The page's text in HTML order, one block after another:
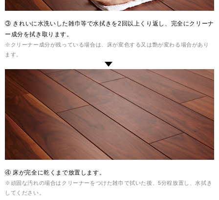
③ きれいに水洗いした雑巾等で水拭きを2回以上くり返し、完全にクリーナ
ー成分を拭き取ります。
※クリーナー成分が残っている場合は、床が変色する又は艶が変わる場合があり
ます。
④ 床が完全に乾くまで放置します。
※頑固な汚れの場合はクリーナーをつけた雑巾で拭いた後、5分程放置し、水拭き
してください。